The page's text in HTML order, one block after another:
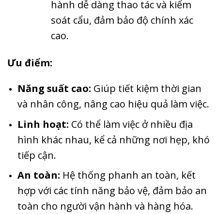
hành dễ dàng thao tác và kiểm
soát cẩu, đảm bảo độ chính xác
cao.
Ưu điểm:
Năng suất cao: Giúp tiết kiệm thời gian
và nhân công, nâng cao hiệu quả làm việc.
Linh hoạt: Có thể làm việc ở nhiều địa
hình khác nhau, kể cả những nơi hẹp, khó
tiếp cận.
An toàn: Hệ thống phanh an toàn, kết
hợp với các tính năng bảo vệ, đảm bảo an
toàn cho người vận hành và hàng hóa.